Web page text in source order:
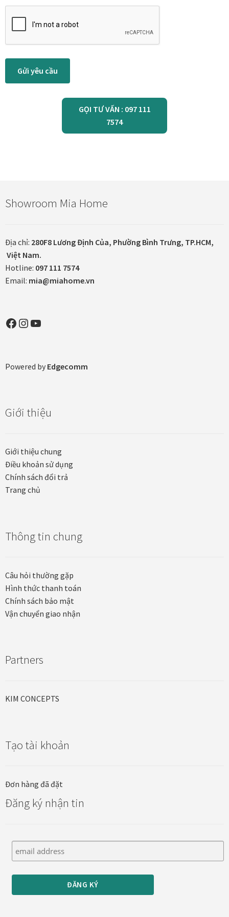
Xưởng in tranh
Xưởng tranh Mia Home
Gửi yêu cầu
GỌI TƯ VẤN : 097 111
7574
Showroom Mia Home
Địa chỉ: 280F8 Lương Định Của, Phường Bình Trưng, TP.HCM,
Việt Nam.
Hotline: 097 111 7574
Email: mia@miahome.vn
Facebook
Instagram
YouTube
Powered by Edgecomm
Giới thiệu
Giới thiệu chung
Điều khoản sử dụng
Chính sách đổi trả
Trang chủ
Thông tin chung
Câu hỏi thường gặp
Hình thức thanh toán
Chính sách bảo mật
Vận chuyển giao nhận
Partners
KIM CONCEPTS
Tạo tài khoản
Đơn hàng đã đặt
Đăng ký nhận tin